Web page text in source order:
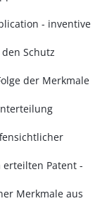
- inventive
Schutz
der Merkmale
erteilten Patent -
Merkmale aus